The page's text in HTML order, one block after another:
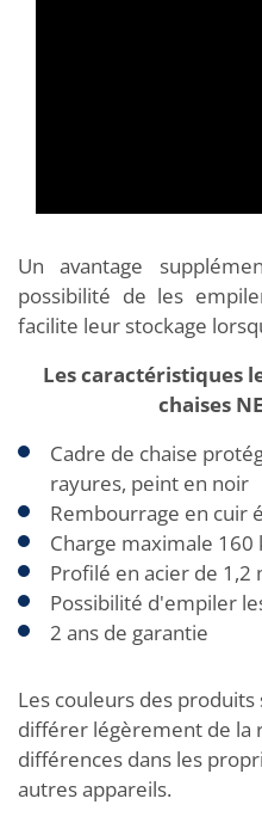
Un avantage
possibilité de les
facilite leur stockage
Les caractéristiques
chaises
Cadre de chaise
rayures, peint en noir
Rembourrage en cuir
Charge maximale 160
Profilé en acier de 1,2
Possibilité d'empiler
2 ans de garantie
Les couleurs des
différer légèrement de la
différences dans les
autres appareils.